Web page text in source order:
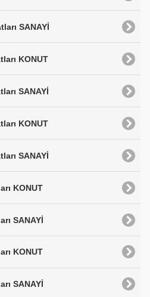
SANAYİ
KONUT
SANAYİ
KONUT
SANAYİ
KONUT
SANAYİ
KONUT
SANAYİ